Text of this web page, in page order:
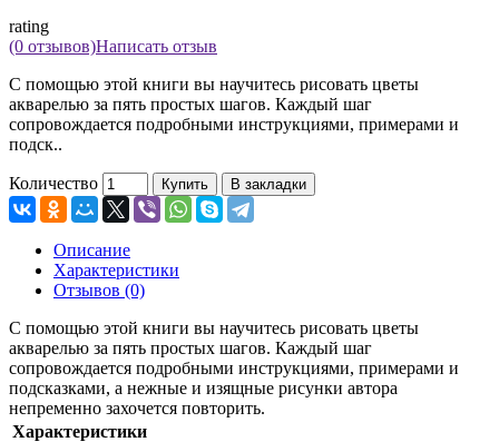
rating
(0 отзывов)Написать отзыв
С помощью этой книги вы научитесь рисовать цветы
акварелью за пять простых шагов. Каждый шаг
сопровождается подробными инструкциями, примерами и
подск..
Количество Купить В закладки
Описание
Характеристики
Отзывов (0)
С помощью этой книги вы научитесь рисовать цветы
акварелью за пять простых шагов. Каждый шаг
сопровождается подробными инструкциями, примерами и
подсказками, а нежные и изящные рисунки автора
непременно захочется повторить.
Характеристики